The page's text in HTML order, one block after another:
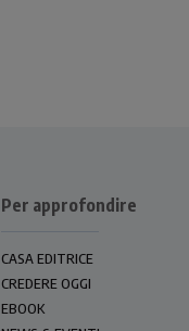
Per approfondire
CASA EDITRICE
CREDERE OGGI
EBOOK